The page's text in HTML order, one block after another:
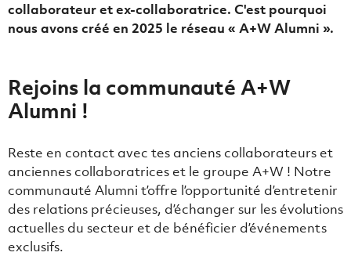
collaborateur et ex-collaboratrice. C'est pourquoi
nous avons créé en 2025 le réseau « A+W Alumni ».
Rejoins la communauté A+W
Alumni !
Reste en contact avec tes anciens collaborateurs et
anciennes collaboratrices et le groupe A+W ! Notre
communauté Alumni t’offre l’opportunité d’entretenir
des relations précieuses, d’échanger sur les évolutions
actuelles du secteur et de bénéficier d’événements
exclusifs.